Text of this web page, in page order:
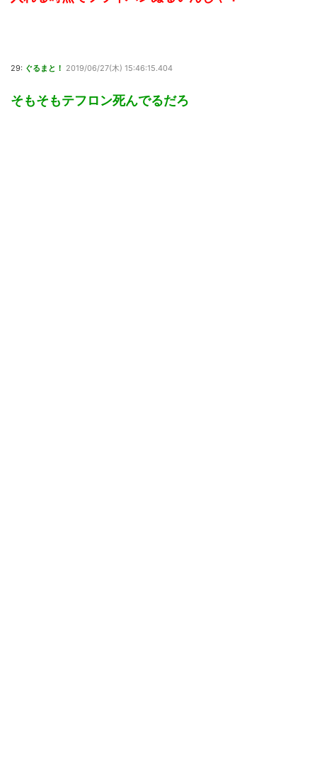
29: ぐるまと！ 2019/06/27(木) 15:46:15.404
そもそもテフロン死んでるだろ